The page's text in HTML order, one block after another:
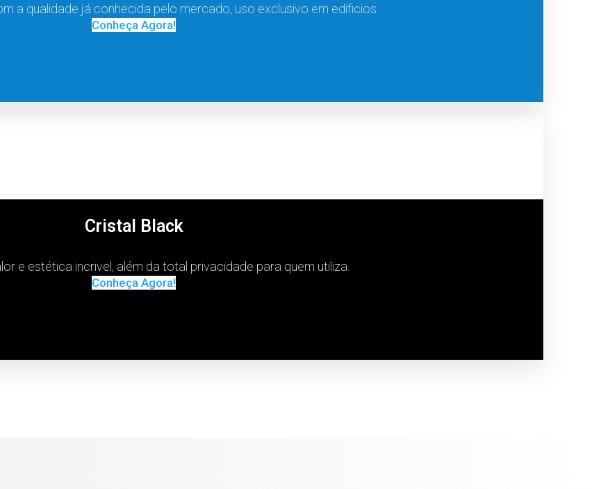
a qualidade já conhecida pelo mercado, uso exclusivo em edificios.
Conheça Agora!
Cristal Black
e estética incrivel, além da total privacidade para quem utiliza.
Conheça Agora!